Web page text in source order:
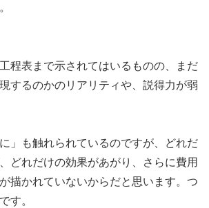
程表まで示されてはいるものの、まだ
するのかのリアリティや、説得力が弱
」も触れられているのですが、どれだ
どれだけの効果があがり、さらに費用
描かれていないからだと思います。つ
す。